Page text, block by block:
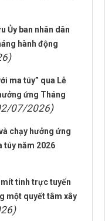
Ủy ban nhân dân
hành động
ma túy” qua Lễ
ứng Tháng
07/2026)
chạy hưởng ứng
túy năm 2026
mít tinh trực tuyến
một quyết tâm xây